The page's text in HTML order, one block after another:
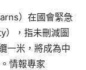
）在國會緊急
），指未刪減圖
一米，將成為中
情報專家